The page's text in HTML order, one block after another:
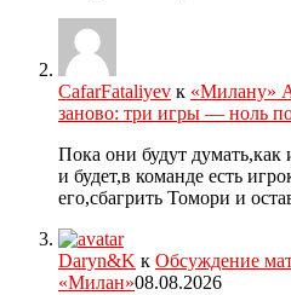
CafarFataliyev к «Милану»
заново: три игры — ноль
Пока они будут думать,как
и будет,в команде есть
его,сбагрить Томори и
Daryn&K к Обсуждение
«Милан»08.08.2026